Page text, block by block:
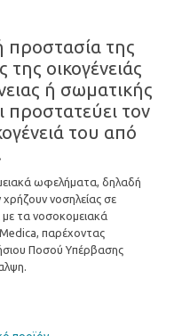
προστασία της
της οικογένειάς
ή σωματικής
τον
του από
ωφελήματα, δηλαδή
νοσηλείας σε
τα νοσοκομειακά
παρέχοντας
Ποσού Υπέρβασης